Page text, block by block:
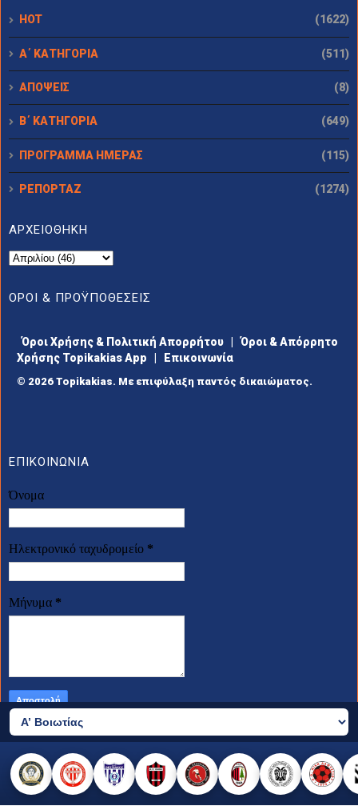
HOT (1622)
Α΄ ΚΑΤΗΓΟΡΙΑ (511)
ΑΠΟΨΕΙΣ (8)
Β΄ ΚΑΤΗΓΟΡΙΑ (649)
ΠΡΟΓΡΑΜΜΑ ΗΜΕΡΑΣ (115)
ΡΕΠΟΡΤΑΖ (1274)
ΑΡΧΕΙΟΘΗΚΗ
ΟΡΟΙ & ΠΡΟΫΠΟΘΕΣΕΙΣ
Όροι Χρήσης & Πολιτική Απορρήτου
Όροι & Απόρρητο
Χρήσης Topikakias App
Επικοινωνία
© 2026 Topikakias. Με επιφύλαξη παντός δικαιώματος.
ΕΠΙΚΟΙΝΩΝΙΑ
Όνομα
Ηλεκτρονικό ταχυδρομείο *
Μήνυμα *
2026 © all rights reserved
made by templateszoo, edited by Nikos Sfiris